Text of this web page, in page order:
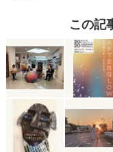
この記